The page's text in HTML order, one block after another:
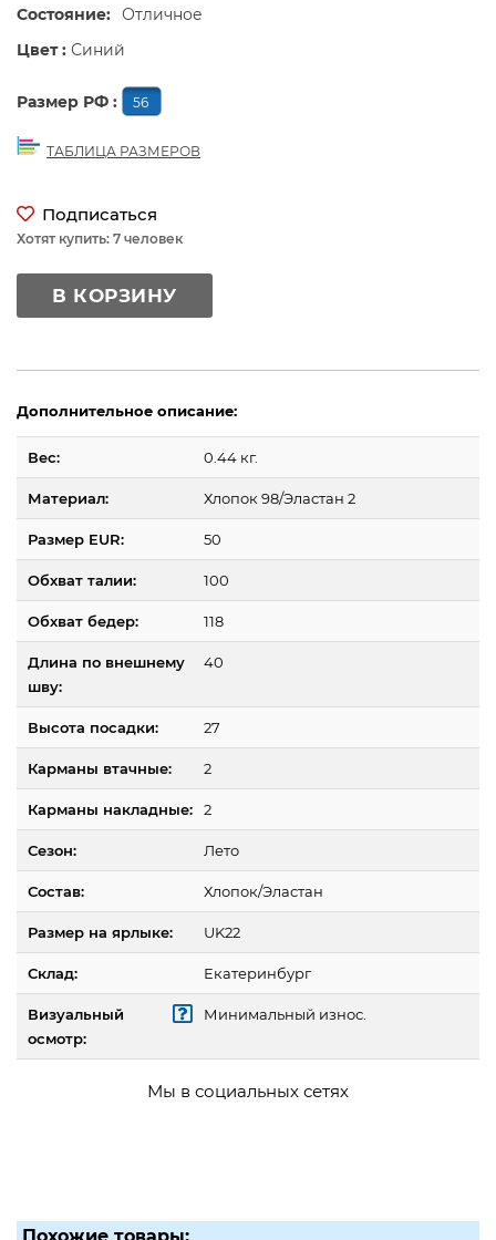
Состояние: Отличное
Цвет : Синий
Размер РФ : 56
ТАБЛИЦА РАЗМЕРОВ
Подписаться
Хотят купить: 7 человек
В КОРЗИНУ
Дополнительное описание:
Вес: 0.44 кг.
Материал: Хлопок 98/Эластан 2
Размер EUR: 50
Обхват талии: 100
Обхват бедер: 118
Длина по внешнему
шву:
40
Высота посадки: 27
Карманы втачные: 2
Карманы накладные: 2
Сезон: Лето
Состав: Хлопок/Эластан
Размер на ярлыке: UK22
Склад: Екатеринбург
Визуальный
осмотр:
Минимальный износ.
Мы в социальных сетях
Похожие товары: